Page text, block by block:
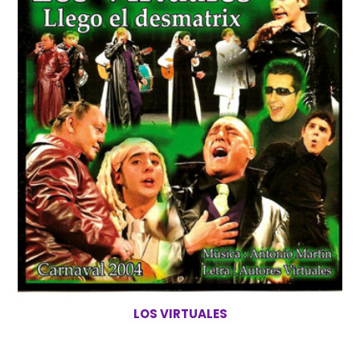
LOS VIRTUALES